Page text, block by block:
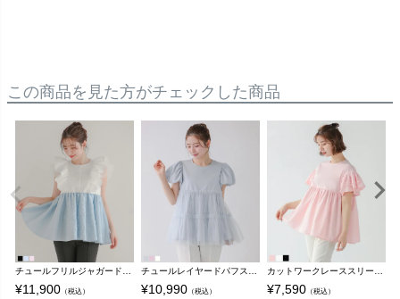
この商品を見た方がチェックした商品
チュールフリルジャガードドッキングトップス【宅配便】
¥11,900 （税込）
チュールレイヤードパフスリーブトップス【宅配便】
¥10,990 （税込）
カットワークレーススリーブブラウス【宅配便】
¥7,590 （税込）